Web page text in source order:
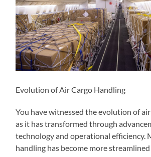
Evolution of Air Cargo Handling
You have witnessed the evolution of
as it has transformed through
technology and operational efficiency.
handling has become more streamlined